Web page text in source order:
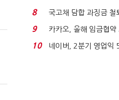
적극적 조사로 진...
8
국고채 담합 과징금
금 폭탄' 우려...
9
카카오, 올해 임금협
6.3% 인상·격려...
10
네이버, 2분기 영업